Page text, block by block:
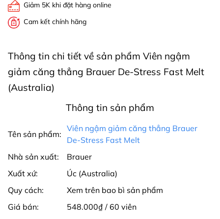
Giảm 5K khi đặt hàng online
Cam kết chính hãng
Thông tin chi tiết về sản phẩm Viên ngậm
giảm căng thẳng Brauer De-Stress Fast Melt
(Australia)
Thông tin sản phẩm
Tên sản phẩm:
Viên ngậm giảm căng thẳng Brauer
De-Stress Fast Melt
Nhà sản xuất:
Brauer
Xuất xứ:
Úc (Australia)
Quy cách:
Xem trên bao bì sản phẩm
Giá bán:
548.000₫ / 60 viên